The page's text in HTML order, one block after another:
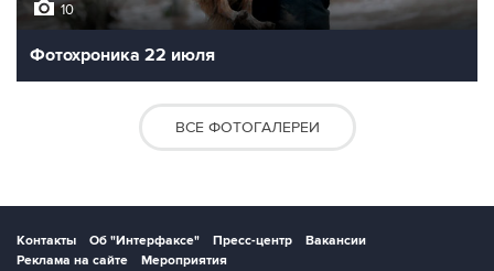
10
Фотохроника 22 июля
ВСЕ ФОТОГАЛЕРЕИ
Контакты Об "Интерфаксе" Пресс-центр
Вакансии
Реклама на сайте
Мероприятия